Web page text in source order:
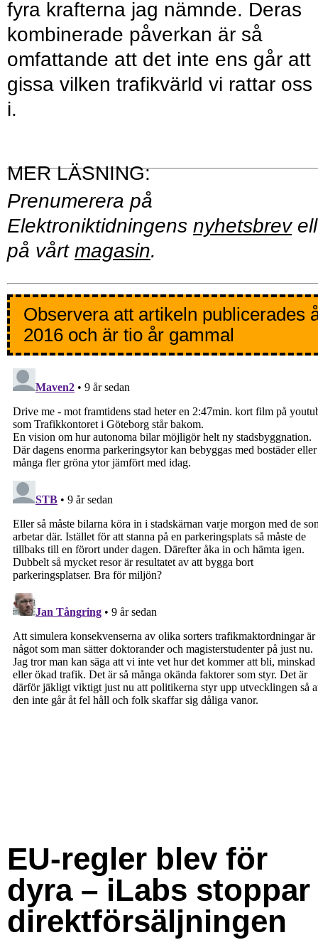
fyra krafterna jag nämnde. Deras
kombinerade påverkan är så
omfattande att det inte ens går att
gissa vilken trafikvärld vi rattar oss
i.
Prenumerera på
Elektroniktidningens nyhetsbrev
på vårt magasin.
Observera att artikeln publicerades
2016 och är tio år gammal
EU-regler blev för
dyra – iLabs stoppar
direktförsäljningen